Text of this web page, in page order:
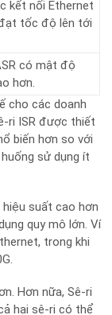
kết nối Ethernet
tốc độ lên tới
có mật độ
hơn.
cho các doanh
ri ISR được thiết
biến hơn so với
sử dụng ít
hiệu suất cao hơn
quy mô lớn. Ví
trong khi
Hơn nữa, Sê-ri
hai sê-ri có thể